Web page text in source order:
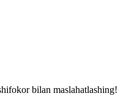
bilan maslahatlashing!